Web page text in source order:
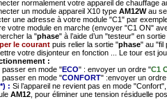
normalement votre appareil de chauffage
un module appareil X10 type AM12Wau
une adresse à votre module "C1" par
votre module en marche (envoyer "C1 ON"
la "phase" à l’aide d’un "testeur" en
le courant puis relier la sortie "phase" au "fil
votre disjonteur en fonction ... Le tour est
:
passer en mode "ECO" : envoyer un ordre "C1
passer en mode "CONFORT" :envoyer un
: Si l’appareil ne revient pas en mode
AM12 , pour éliminer une tension résiduelle